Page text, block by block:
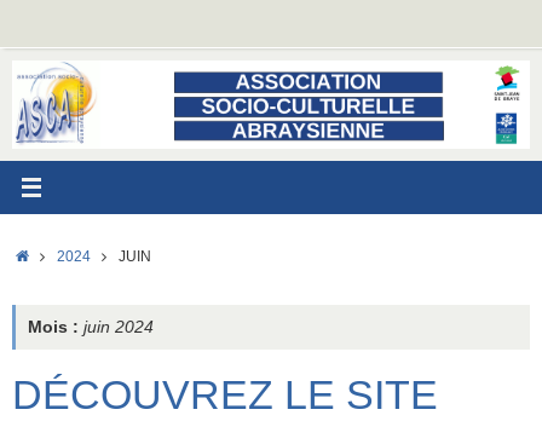
contenu
ACCUEIL
2024 JUIN
Mois : juin 2024
DÉCOUVREZ LE SITE